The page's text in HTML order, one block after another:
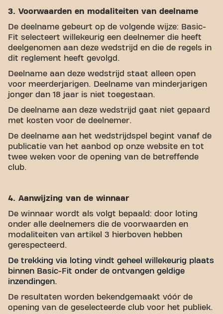
3. Voorwaarden en modaliteiten van deelname
De deelname gebeurt op de volgende wijze: Basic-
Fit selecteert willekeurig een deelnemer die heeft
deelgenomen aan deze wedstrijd en die de regels in
dit reglement heeft gevolgd.
Deelname aan deze wedstrijd staat alleen open
voor meerderjarigen. Deelname van minderjarigen
jonger dan 18 jaar is niet toegestaan.
De deelname aan deze wedstrijd gaat niet gepaard
met kosten voor de deelnemer.
De deelname aan het wedstrijdspel begint vanaf de
publicatie van het aanbod op onze website en tot
twee weken voor de opening van de betreffende
club.
4. Aanwijzing van de winnaar
De winnaar wordt als volgt bepaald: door loting
onder alle deelnemers die de voorwaarden en
modaliteiten van artikel 3 hierboven hebben
gerespecteerd.
De trekking via loting vindt geheel willekeurig plaats
binnen Basic-Fit onder de ontvangen geldige
inzendingen.
De resultaten worden bekendgemaakt vóór de
opening van de geselecteerde club voor het publiek.